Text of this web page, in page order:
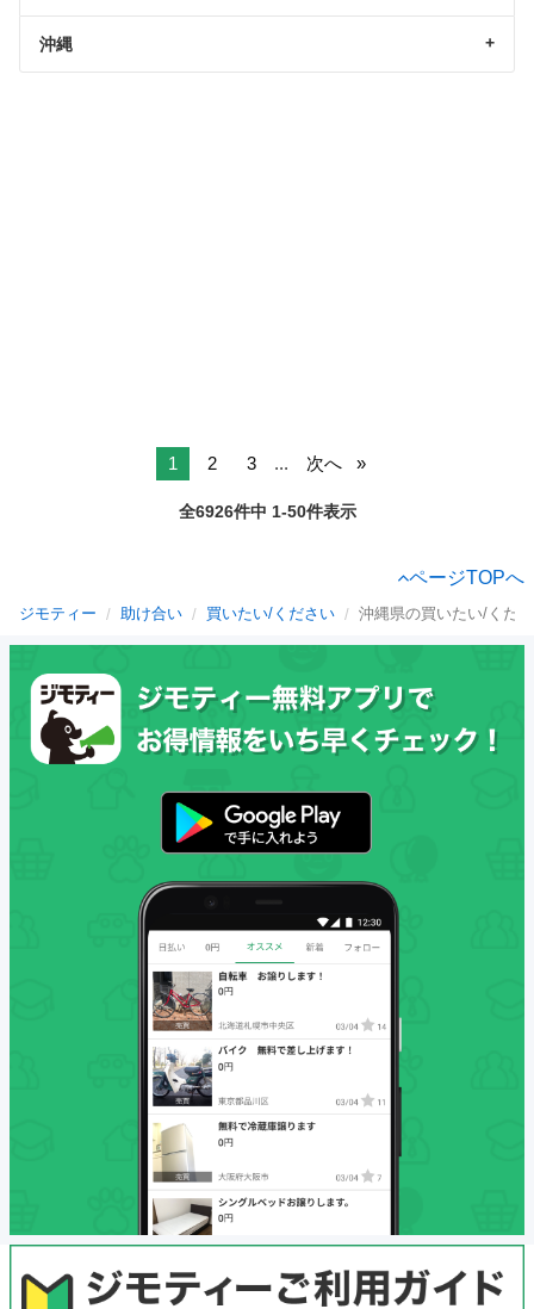
沖縄
1 2 3 ... 次へ
全6926件中 1-50件表示
ページTOPへ
ジモティー 助け合い 買いたい/ください 沖縄県の買いたい/くだ